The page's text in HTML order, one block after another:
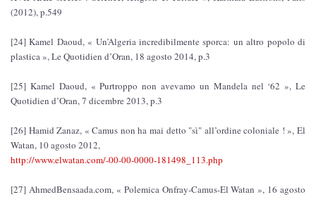
(2012), p.549
[24] Kamel Daoud, « Un’Algeria incredibilmente sporca: un altro popolo di
plastica », Le Quotidien d’Oran, 18 agosto 2014, p.3
[25] Kamel Daoud, « Purtroppo non avevamo un Mandela nel ‘62 », Le
Quotidien d’Oran, 7 dicembre 2013, p.3
[26] Hamid Zanaz, « Camus non ha mai detto "sì" all’ordine coloniale ! », El
Watan, 10 agosto 2012,
http://www.elwatan.com/-00-00-0000-181498_113.php
[27] AhmedBensaada.com, « Polemica Onfray-Camus-El Watan », 16 agosto